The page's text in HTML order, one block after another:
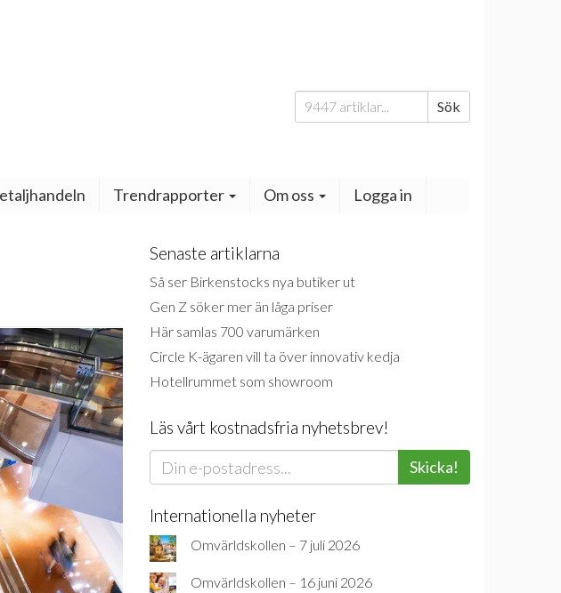
Sök
efter:
Sök
Trendrapporter Om oss Logga in
Senaste artiklarna
Så ser Birkenstocks nya butiker ut
Gen Z söker mer än låga priser
Här samlas 700 varumärken
Circle K-ägaren vill ta över innovativ kedja
Hotellrummet som showroom
Läs vårt kostnadsfria nyhetsbrev!
Skicka!
Internationella nyheter
Omvärldskollen – 7 juli 2026
Omvärldskollen – 16 juni 2026